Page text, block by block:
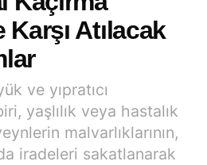
Atılacak
ve yıpratıcı
yaşlılık veya hastalık
malvarlıklarının,
da iradeleri sakatlanarak